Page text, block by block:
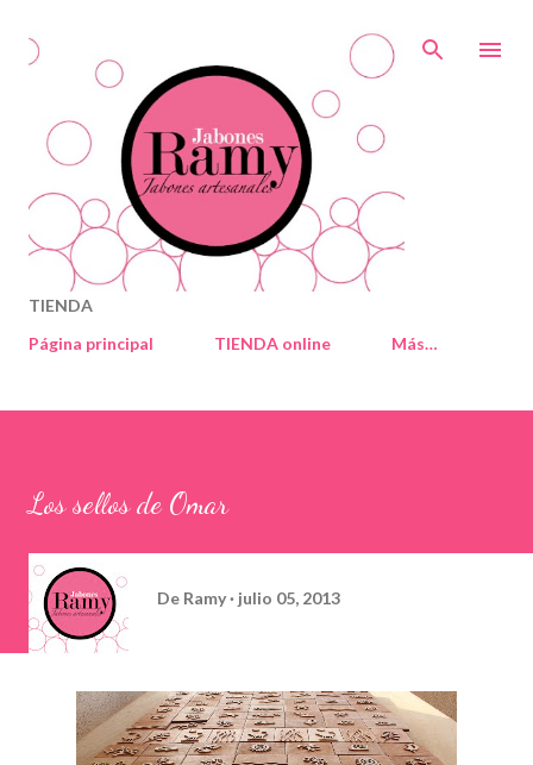
TIENDA
Página principal
TIENDA online Más…
Los sellos de Omar
De Ramy julio 05, 2013